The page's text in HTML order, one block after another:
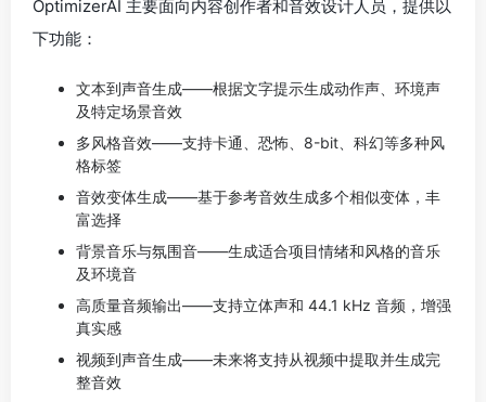
OptimizerAI 主要面向内容创作者和音效设计人员，提供以
下功能：
文本到声音生成——根据文字提示生成动作声、环境声
及特定场景音效
多风格音效——支持卡通、恐怖、8-bit、科幻等多种风
格标签
音效变体生成——基于参考音效生成多个相似变体，丰
富选择
背景音乐与氛围音——生成适合项目情绪和风格的音乐
及环境音
高质量音频输出——支持立体声和 44.1 kHz 音频，增强
真实感
视频到声音生成——未来将支持从视频中提取并生成完
整音效